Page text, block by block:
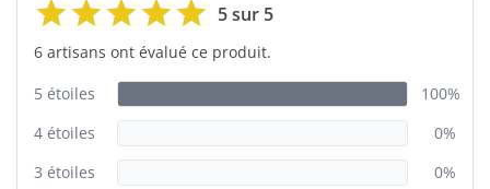
5 sur 5
6 artisans ont évalué ce produit.
5 étoiles
100%
4 étoiles
0%
3 étoiles
0%